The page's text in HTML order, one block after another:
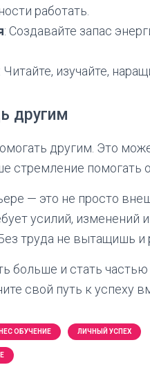
работать.
: Создавайте запас
: Читайте, изучайте,
другим
другим. Это
стремление помогать
— это не просто
усилий, изменений
труда не вытащишь и
больше и стать
свой путь к успеху
ОБУЧЕНИЕ ЛИЧНЫЙ УСПЕХ